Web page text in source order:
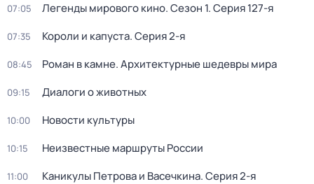
07:05 Легенды мирового кино. Сезон 1. Серия 127-я
07:35 Короли и капуста. Серия 2-я
08:45 Роман в камне. Архитектурные шедевры мира
09:15 Диалоги о животных
10:00 Новости культуры
10:15 Неизвестные маршруты России
11:00 Каникулы Петрова и Васечкина. Серия 2-я